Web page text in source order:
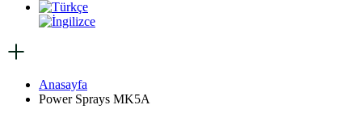
Anasayfa
Power Sprays MK5A